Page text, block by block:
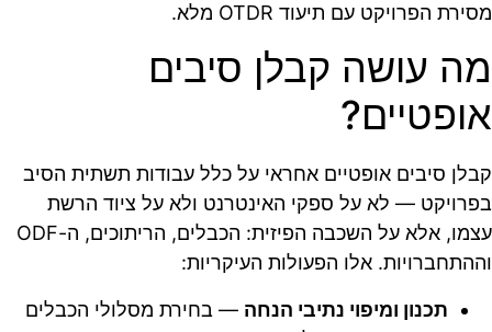
מסירת הפרויקט עם תיעוד OTDR מלא.
מה עושה קבלן סיבים
אופטיים?
קבלן סיבים אופטיים אחראי על כלל עבודות תשתית הסיב
בפרויקט — לא על ספקי האינטרנט ולא על ציוד הרשת
עצמו, אלא על השכבה הפיזית: הכבלים, הריתוכים, ה-ODF
וההתחברויות. אלו הפעולות העיקריות:
תכנון ומיפוי נתיבי הנחה — בחירת מסלולי הכבלים